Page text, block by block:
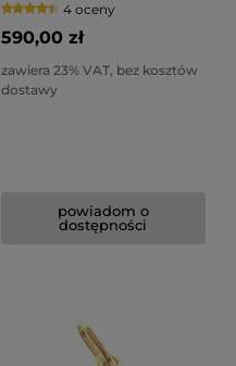
4 oceny
590,00 zł
zawiera 23% VAT, bez kosztów
dostawy
powiadom o
dostępności